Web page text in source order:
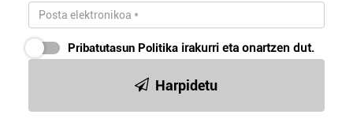
Pribatutasun Politika irakurri eta onartzen dut.
Harpidetu